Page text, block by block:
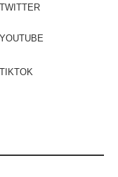
TWITTER
YOUTUBE
TIKTOK